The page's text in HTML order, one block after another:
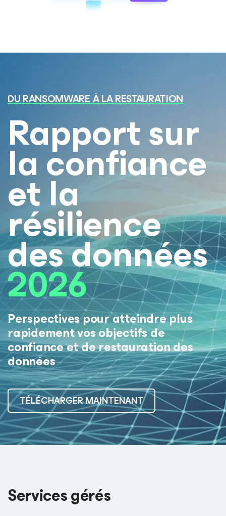
DU RANSOMWARE À LA RESTAURATION
Rapport sur
la confiance
et la
résilience
des données
2026
Perspectives pour atteindre plus
rapidement vos objectifs de
confiance et de restauration des
données
TÉLÉCHARGER MAINTENANT
Services gérés